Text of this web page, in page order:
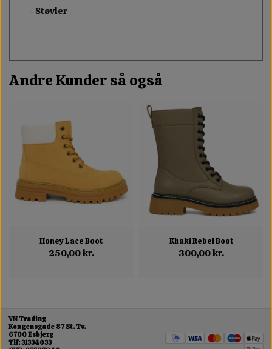
- Støvler
Andre Kunder så også
Honey Lace Boot
250,00 kr.
Khaki Rebel Boot
300,00 kr.
VN Trading
Kongensgade 87 St. Tv.
6700 Esbjerg
Tlf: 31334033